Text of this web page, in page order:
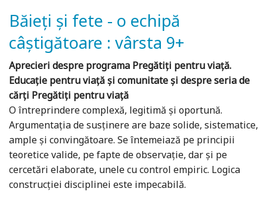
Băieți și fete - o echipă
câștigătoare : vârsta 9+
Aprecieri despre programa Pregătiți pentru viață.
Educație pentru viață și comunitate și despre seria de
cărți Pregătiți pentru viață
O întreprindere complexă, legitimă și oportună.
Argumentația de susținere are baze solide, sistematice,
ample și convingătoare. Se întemeiază pe principii
teoretice valide, pe fapte de observație, dar și pe
cercetări elaborate, unele cu control empiric. Logica
construcției disciplinei este impecabilă.